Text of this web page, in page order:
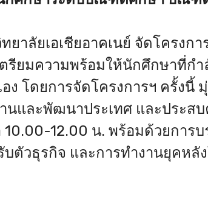
าลัยเอเชียอาคเนย์ จัดโคร
ตรียมความพร้อมให้นักศึกษาที่ก
ง โดยการจัดโครงการฯ ครั้ง
และพัฒนาประเทศ และประส
10.00-12.00 น. พร้อมด้วยการ
ตัวธุรกิจ และการทำงานยุคหลั